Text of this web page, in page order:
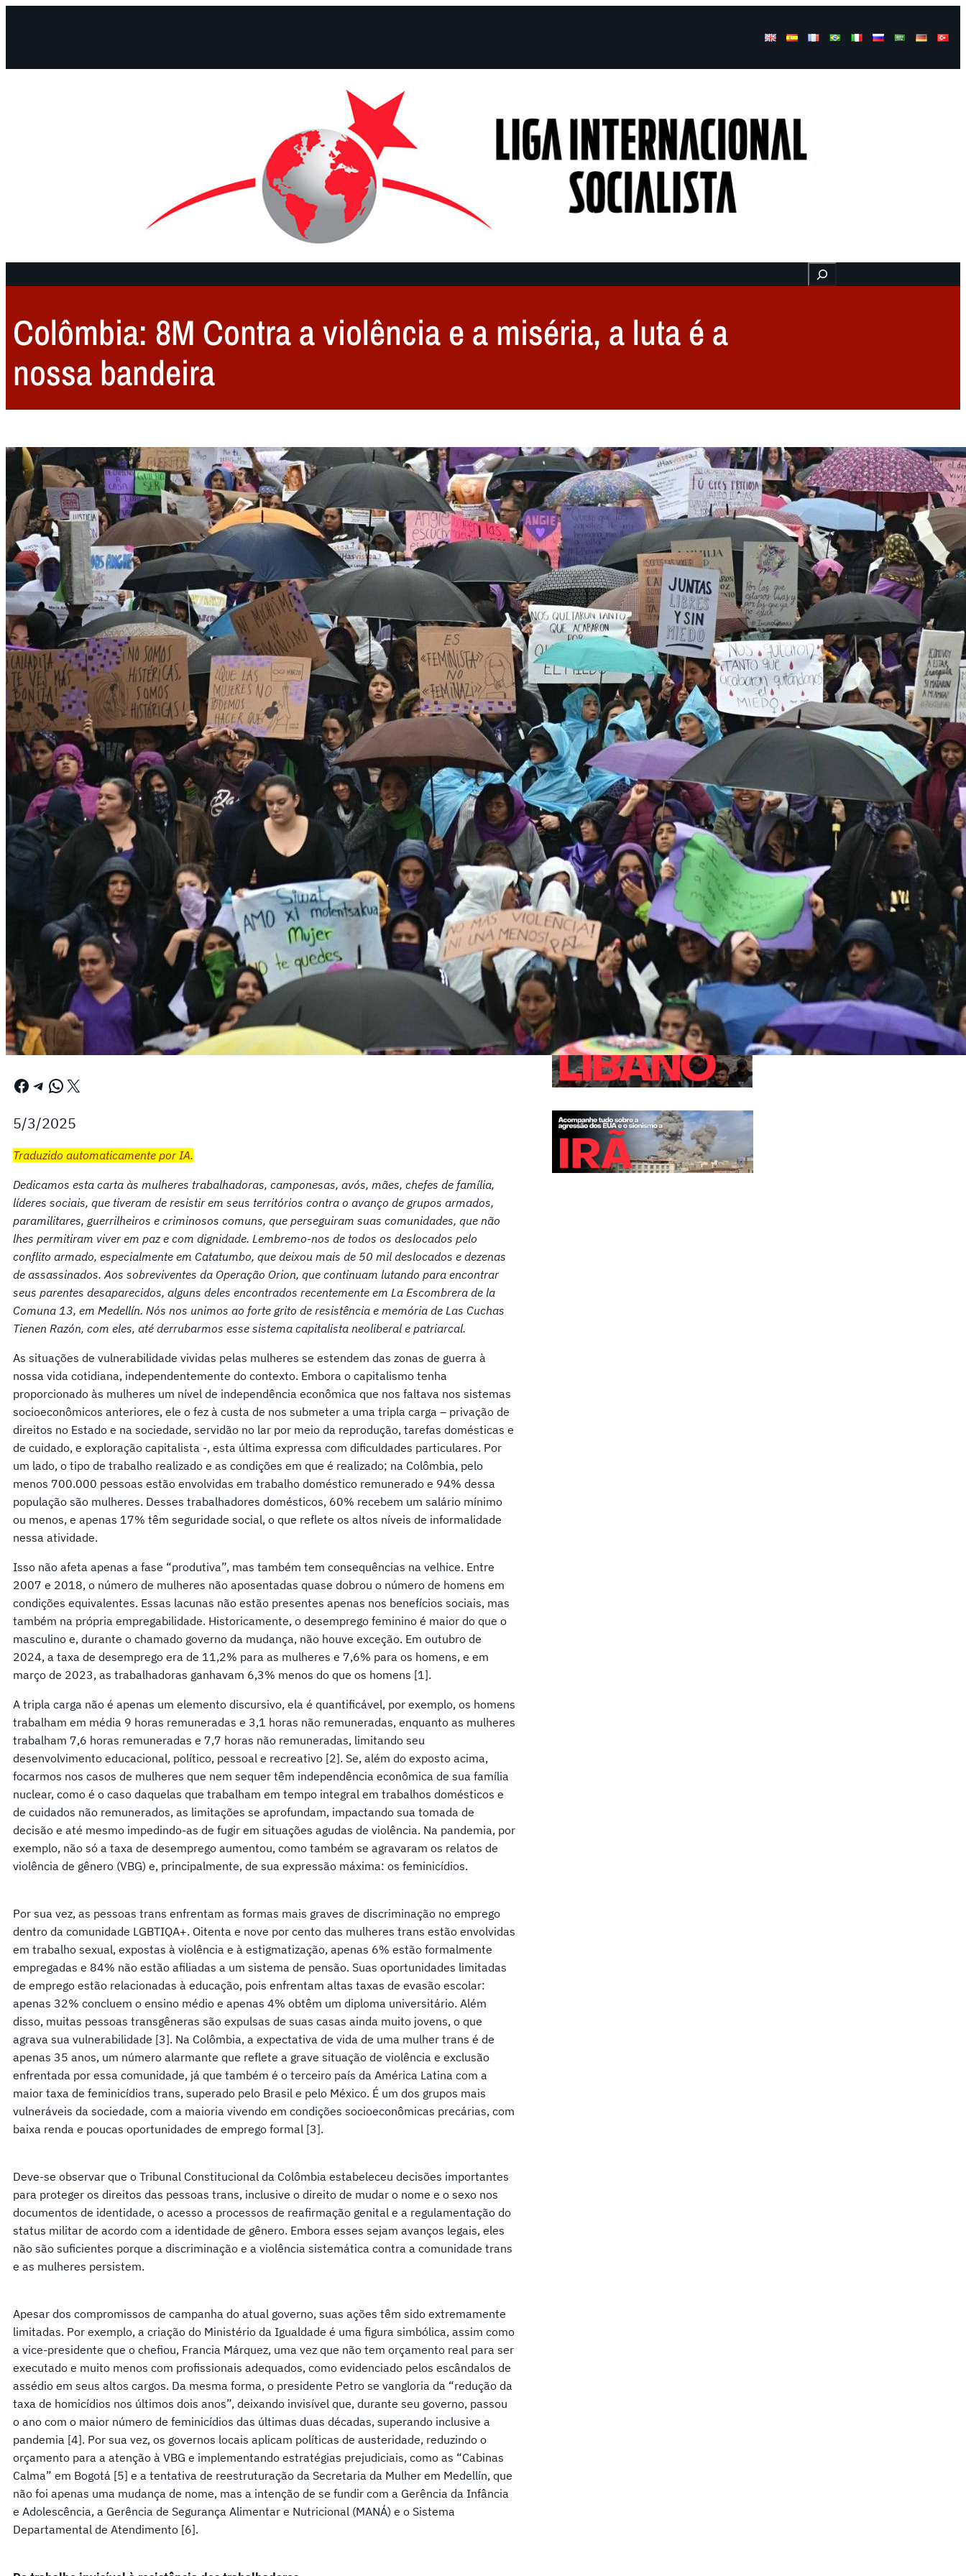
Buscar
Colômbia: 8M Contra a violência e a miséria, a luta é a
nossa bandeira
Facebook Telegram WhatsApp X
5/3/2025
Traduzido automaticamente por IA.
Dedicamos esta carta às mulheres trabalhadoras, camponesas, avós, mães, chefes de família,
líderes sociais, que tiveram de resistir em seus territórios contra o avanço de grupos armados,
paramilitares, guerrilheiros e criminosos comuns, que perseguiram suas comunidades, que não
lhes permitiram viver em paz e com dignidade. Lembremo-nos de todos os deslocados pelo
conflito armado, especialmente em Catatumbo, que deixou mais de 50 mil deslocados e dezenas
de assassinados. Aos sobreviventes da Operação Orion, que continuam lutando para encontrar
seus parentes desaparecidos, alguns deles encontrados recentemente em La Escombrera de la
Comuna 13, em Medellín. Nós nos unimos ao forte grito de resistência e memória de Las Cuchas
Tienen Razón, com eles, até derrubarmos esse sistema capitalista neoliberal e patriarcal.
As situações de vulnerabilidade vividas pelas mulheres se estendem das zonas de guerra à
nossa vida cotidiana, independentemente do contexto. Embora o capitalismo tenha
proporcionado às mulheres um nível de independência econômica que nos faltava nos sistemas
socioeconômicos anteriores, ele o fez à custa de nos submeter a uma tripla carga – privação de
direitos no Estado e na sociedade, servidão no lar por meio da reprodução, tarefas domésticas e
de cuidado, e exploração capitalista -, esta última expressa com dificuldades particulares. Por
um lado, o tipo de trabalho realizado e as condições em que é realizado; na Colômbia, pelo
menos 700.000 pessoas estão envolvidas em trabalho doméstico remunerado e 94% dessa
população são mulheres. Desses trabalhadores domésticos, 60% recebem um salário mínimo
ou menos, e apenas 17% têm seguridade social, o que reflete os altos níveis de informalidade
nessa atividade.
Isso não afeta apenas a fase “produtiva”, mas também tem consequências na velhice. Entre
2007 e 2018, o número de mulheres não aposentadas quase dobrou o número de homens em
condições equivalentes. Essas lacunas não estão presentes apenas nos benefícios sociais, mas
também na própria empregabilidade. Historicamente, o desemprego feminino é maior do que o
masculino e, durante o chamado governo da mudança, não houve exceção. Em outubro de
2024, a taxa de desemprego era de 11,2% para as mulheres e 7,6% para os homens, e em
março de 2023, as trabalhadoras ganhavam 6,3% menos do que os homens [1].
A tripla carga não é apenas um elemento discursivo, ela é quantificável, por exemplo, os homens
trabalham em média 9 horas remuneradas e 3,1 horas não remuneradas, enquanto as mulheres
trabalham 7,6 horas remuneradas e 7,7 horas não remuneradas, limitando seu
desenvolvimento educacional, político, pessoal e recreativo [2]. Se, além do exposto acima,
focarmos nos casos de mulheres que nem sequer têm independência econômica de sua família
nuclear, como é o caso daquelas que trabalham em tempo integral em trabalhos domésticos e
de cuidados não remunerados, as limitações se aprofundam, impactando sua tomada de
decisão e até mesmo impedindo-as de fugir em situações agudas de violência. Na pandemia, por
exemplo, não só a taxa de desemprego aumentou, como também se agravaram os relatos de
violência de gênero (VBG) e, principalmente, de sua expressão máxima: os feminicídios.
Por sua vez, as pessoas trans enfrentam as formas mais graves de discriminação no emprego
dentro da comunidade LGBTIQA+. Oitenta e nove por cento das mulheres trans estão envolvidas
em trabalho sexual, expostas à violência e à estigmatização, apenas 6% estão formalmente
empregadas e 84% não estão afiliadas a um sistema de pensão. Suas oportunidades limitadas
de emprego estão relacionadas à educação, pois enfrentam altas taxas de evasão escolar:
apenas 32% concluem o ensino médio e apenas 4% obtêm um diploma universitário. Além
disso, muitas pessoas transgêneras são expulsas de suas casas ainda muito jovens, o que
agrava sua vulnerabilidade [3]. Na Colômbia, a expectativa de vida de uma mulher trans é de
apenas 35 anos, um número alarmante que reflete a grave situação de violência e exclusão
enfrentada por essa comunidade, já que também é o terceiro país da América Latina com a
maior taxa de feminicídios trans, superado pelo Brasil e pelo México. É um dos grupos mais
vulneráveis da sociedade, com a maioria vivendo em condições socioeconômicas precárias, com
baixa renda e poucas oportunidades de emprego formal [3].
Deve-se observar que o Tribunal Constitucional da Colômbia estabeleceu decisões importantes
para proteger os direitos das pessoas trans, inclusive o direito de mudar o nome e o sexo nos
documentos de identidade, o acesso a processos de reafirmação genital e a regulamentação do
status militar de acordo com a identidade de gênero. Embora esses sejam avanços legais, eles
não são suficientes porque a discriminação e a violência sistemática contra a comunidade trans
e as mulheres persistem.
Apesar dos compromissos de campanha do atual governo, suas ações têm sido extremamente
limitadas. Por exemplo, a criação do Ministério da Igualdade é uma figura simbólica, assim como
a vice-presidente que o chefiou, Francia Márquez, uma vez que não tem orçamento real para ser
executado e muito menos com profissionais adequados, como evidenciado pelos escândalos de
assédio em seus altos cargos. Da mesma forma, o presidente Petro se vangloria da “redução da
taxa de homicídios nos últimos dois anos”, deixando invisível que, durante seu governo, passou
o ano com o maior número de feminicídios das últimas duas décadas, superando inclusive a
pandemia [4]. Por sua vez, os governos locais aplicam políticas de austeridade, reduzindo o
orçamento para a atenção à VBG e implementando estratégias prejudiciais, como as “Cabinas
Calma” em Bogotá [5] e a tentativa de reestruturação da Secretaria da Mulher em Medellín, que
não foi apenas uma mudança de nome, mas a intenção de se fundir com a Gerência da Infância
e Adolescência, a Gerência de Segurança Alimentar e Nutricional (MANÁ) e o Sistema
Departamental de Atendimento [6].
Edições anteriores